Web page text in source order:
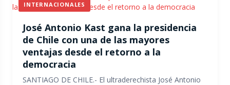
INTERNACIONALES
José Antonio Kast gana la presidencia
de Chile con una de las mayores
ventajas desde el retorno a la
democracia
SANTIAGO DE CHILE.- El ultraderechista José Antonio